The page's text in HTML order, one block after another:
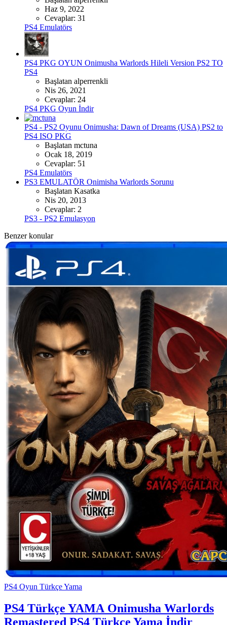
Haz 9, 2022
Cevaplar: 31
PS4 Emulatörs
PS4 PKG OYUN Onimusha Warlords Hileli Version PS2 TO
PS4
Başlatan alperrenkli
Nis 26, 2021
Cevaplar: 24
PS4 PKG Oyun İndir
PS4 - PS2 Oyunu Onimusha: Dawn of Dreams (USA) PS2 to
PS4 ISO PKG
Başlatan mctuna
Ocak 18, 2019
Cevaplar: 51
PS4 Emulatörs
PS3 EMULATÖR Onimisha Warlords Sorunu
Başlatan Kasatka
Nis 20, 2013
Cevaplar: 2
PS3 - PS2 Emulasyon
Benzer konular
PS4 Oyun Türkçe Yama
PS4 Türkçe YAMA Onimusha Warlords
Remastered PS4 Türkçe Yama İndir